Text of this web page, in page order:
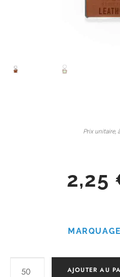
Prix unitaire,
2,25
AJOUTER AU